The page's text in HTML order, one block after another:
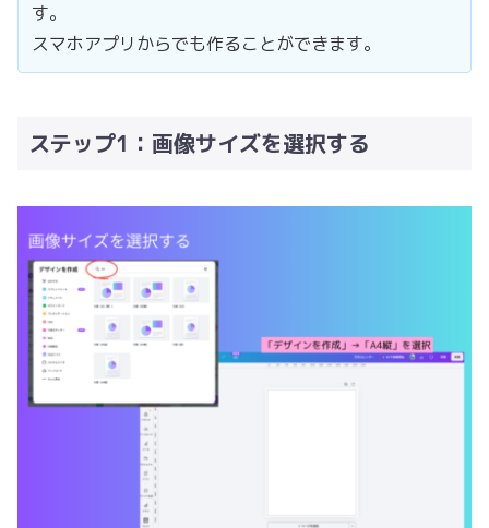
す。
スマホアプリからでも作ることができます。
ステップ1：画像サイズを選択する